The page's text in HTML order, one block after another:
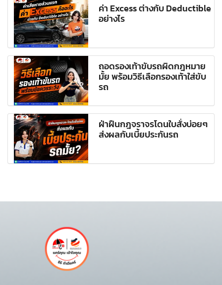
ค่า Excess ต่างกับ Deductible
อย่างไร
ถอดรองเท้าขับรถผิดกฎหมาย
มั้ย พร้อมวิธีเลือกรองเท้าใส่ขับ
รถ
ฝ่าฝืนกฎจราจรโดนใบสั่งบ่อยๆ
ส่งผลกับเบี้ยประกันรถ